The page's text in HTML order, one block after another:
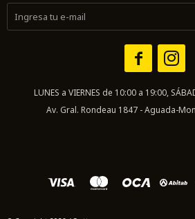
 
LUNES a VIERNES de 10:00 a 19:00,
Av. Gral. Rondeau 1847 - Aguada-